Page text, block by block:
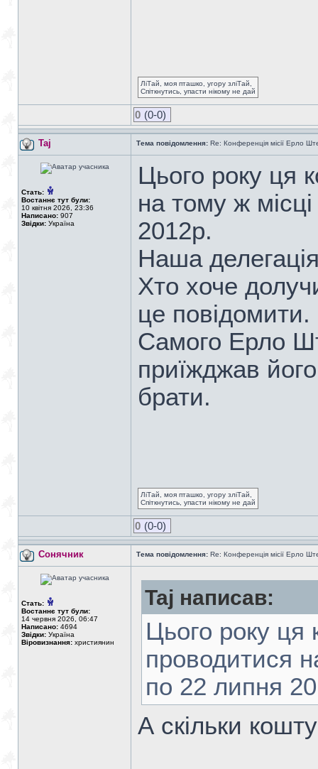
ЛіТай, моя пташко, угору зліТай,
Спіткнутись, упасти нікому не дай
0 (0-0)
Taj Тема повідомлення: Re: Конференція місії Ерло
Стать:
Востаннє тут були:
10 квітня 2026, 23:36
Написано: 907
Звідки: Україна
Цього року ця
на тому ж
2012р.
Наша
Хто хоче
це повідомити.
Самого Ерло
приїжджав його
брати.
ЛіТай, моя пташко, угору зліТай,
Спіткнутись, упасти нікому не дай
0 (0-0)
Сонячник Тема повідомлення: Re: Конференція місії Ерло
Стать:
Востаннє тут були:
14 червня 2026, 06:47
Написано: 4694
Звідки: Україна
Віровизнання: християнин
Taj написав:
Цього року ця
проводитися
по 22 липня
А скільки